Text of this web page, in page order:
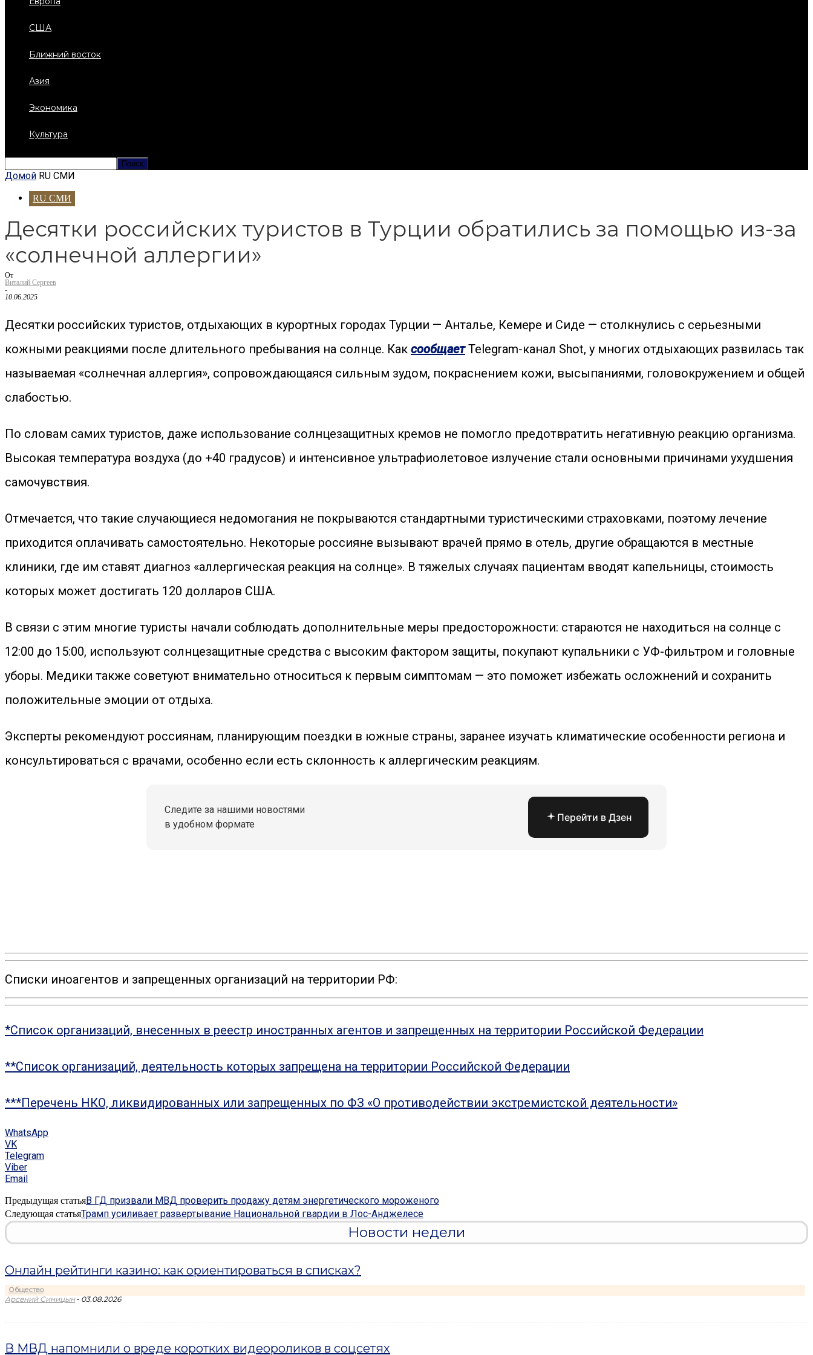
США
Ближний восток
Азия
Экономика
Культура
Домой RU СМИ
RU СМИ
Десятки российских туристов в Турции обратились за помощью из-за
«солнечной аллергии»
От
Виталий Сергеев
-
10.06.2025
Десятки российских туристов, отдыхающих в курортных городах Турции — Анталье, Кемере и Сиде — столкнулись с серьезными
кожными реакциями после длительного пребывания на солнце. Как сообщает Telegram-канал Shot, у многих отдыхающих развилась так
называемая «солнечная аллергия», сопровождающаяся сильным зудом, покраснением кожи, высыпаниями, головокружением и общей
слабостью.
По словам самих туристов, даже использование солнцезащитных кремов не помогло предотвратить негативную реакцию организма.
Высокая температура воздуха (до +40 градусов) и интенсивное ультрафиолетовое излучение стали основными причинами ухудшения
самочувствия.
Отмечается, что такие случающиеся недомогания не покрываются стандартными туристическими страховками, поэтому лечение
приходится оплачивать самостоятельно. Некоторые россияне вызывают врачей прямо в отель, другие обращаются в местные
клиники, где им ставят диагноз «аллергическая реакция на солнце». В тяжелых случаях пациентам вводят капельницы, стоимость
которых может достигать 120 долларов США.
В связи с этим многие туристы начали соблюдать дополнительные меры предосторожности: стараются не находиться на солнце с
12:00 до 15:00, используют солнцезащитные средства с высоким фактором защиты, покупают купальники с УФ-фильтром и головные
уборы. Медики также советуют внимательно относиться к первым симптомам — это поможет избежать осложнений и сохранить
положительные эмоции от отдыха.
Эксперты рекомендуют россиянам, планирующим поездки в южные страны, заранее изучать климатические особенности региона и
консультироваться с врачами, особенно если есть склонность к аллергическим реакциям.
Следите за нашими новостями
в удобном формате
Перейти в Дзен
Списки иноагентов и запрещенных организаций на территории РФ:
*Список организаций, внесенных в реестр иностранных агентов и запрещенных на территории Российской Федерации
**Список организаций, деятельность которых запрещена на территории Российской Федерации
***Перечень НКО, ликвидированных или запрещенных по ФЗ «О противодействии экстремистской деятельности»
WhatsApp
VK
Telegram
Viber
Email
Предыдущая статьяВ ГД призвали МВД проверить продажу детям энергетического мороженого
Следующая статьяТрамп усиливает развертывание Национальной гвардии в Лос-Анджелесе
Новости недели
Онлайн рейтинги казино: как ориентироваться в списках?
Общество
Арсений Синицын - 03.08.2026
В МВД напомнили о вреде коротких видеороликов в соцсетях